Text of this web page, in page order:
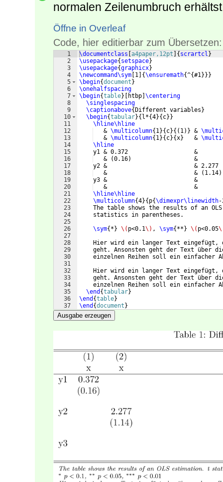
normalen Zeilenumbruch
Öffne in Overleaf
Code, hier editierbar zum Übersetzen:
1
2
3
4
5
6
7
8
9
10
11
12
13
14
15
16
17
18
19
20
21
22
23
24
25
26
27
28
29
30
31
32
33
34
35
36
37
\documentclass a4paper,12pt { scrartcl }
\usepackage{ setspace}
\usepackage{graphicx}
\newcommand\sym 1 {\ensuremath{^{#1}}}
\begin{document }
\onehalfspacing
\begin{table} htbp \centering
\singlespacing
\captionabove{ Different variables }
\begin{tabular}{ l*{4}{ c}}
\hline\hline
   &
\multicolumn{ 1}{ c}{( 1)} &
   &
\multicolumn{ 1}{ c}{x}
   &
\hline
y1 & 0.372
   &
(0.16)
y2 &
   &                         &
( 1.14)
y3 &                         &
&                         &
\hline\hline
\multicolumn{4}{ p{\dimexpr\linewidth-
The table shows the results of an
    statistics in parentheses.
\sym{ * } \( p<0.1\) , \sym{ ** } \( p<0.05
Hier wird ein langer Text eingefügt,
geht. Ansonsten geht der Text über
einzelnen Reihen soll ein einfacher
Hier wird ein langer Text eingefügt,
geht. Ansonsten geht der Text über
einzelnen Reihen soll ein einfacher
\end {tabular}
\end {table}
\end {document }
Ausgabe erzeugen